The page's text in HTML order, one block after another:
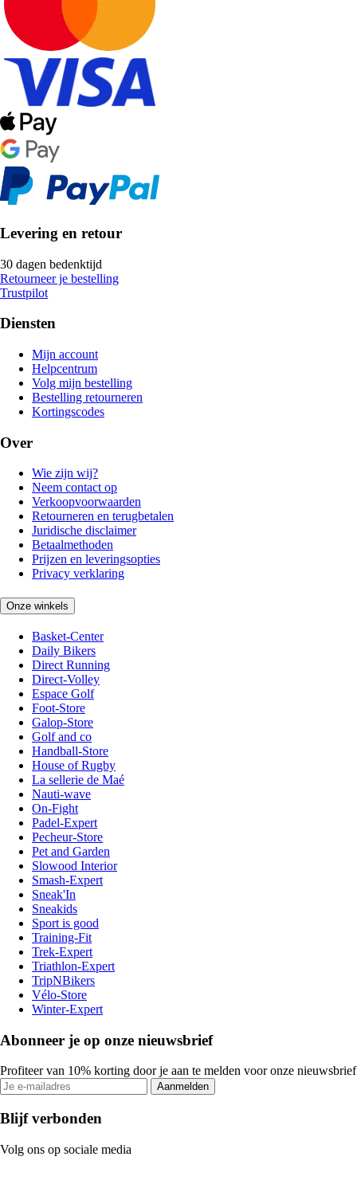
Levering en retour
30 dagen bedenktijd
Retourneer je bestelling
Trustpilot
Diensten
Mijn account
Helpcentrum
Volg mijn bestelling
Bestelling retourneren
Kortingscodes
Over
Wie zijn wij?
Neem contact op
Verkoopvoorwaarden
Retourneren en terugbetalen
Juridische disclaimer
Betaalmethoden
Prijzen en leveringsopties
Privacy verklaring
Onze winkels
Basket-Center
Daily Bikers
Direct Running
Direct-Volley
Espace Golf
Foot-Store
Galop-Store
Golf and co
Handball-Store
House of Rugby
La sellerie de Maé
Nauti-wave
On-Fight
Padel-Expert
Pecheur-Store
Pet and Garden
Slowood Interior
Smash-Expert
Sneak'In
Sneakids
Sport is good
Training-Fit
Trek-Expert
Triathlon-Expert
TripNBikers
Vélo-Store
Winter-Expert
Abonneer je op onze nieuwsbrief
Profiteer van 10% korting door je aan te melden voor onze nieuwsbrief
Aanmelden
Blijf verbonden
Volg ons op sociale media